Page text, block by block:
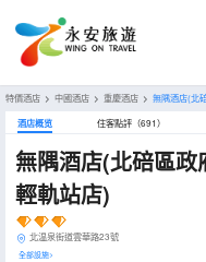
特價酒店 > 中國酒店 > 重慶酒店 > 無隅酒店(北
酒店概览 住客點評（691）
無隅酒店(北碚區政
輕軌站店)
北温泉街道雲華路23號
全部設施>